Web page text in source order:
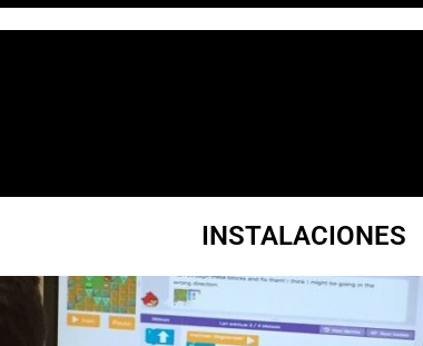
INSTALACIONES